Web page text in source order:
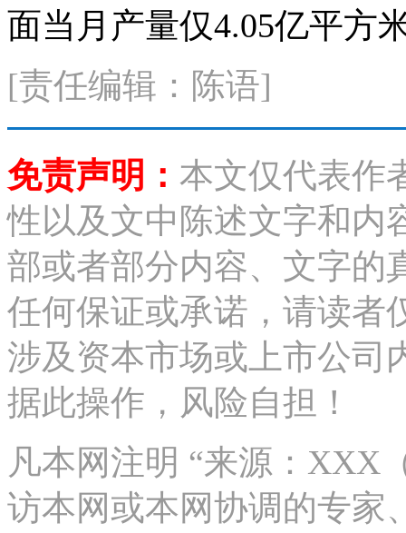
面当月产量仅4.05亿平方
[责任编辑：陈语]
免责声明： 本文仅代表作
性以及文中陈述文字和内
部或者部分内容、文字的
任何保证或承诺，请读者
涉及资本市场或上市公司
据此操作，风险自担！
凡本网注明 “来源：XXX
访本网或本网协调的专家